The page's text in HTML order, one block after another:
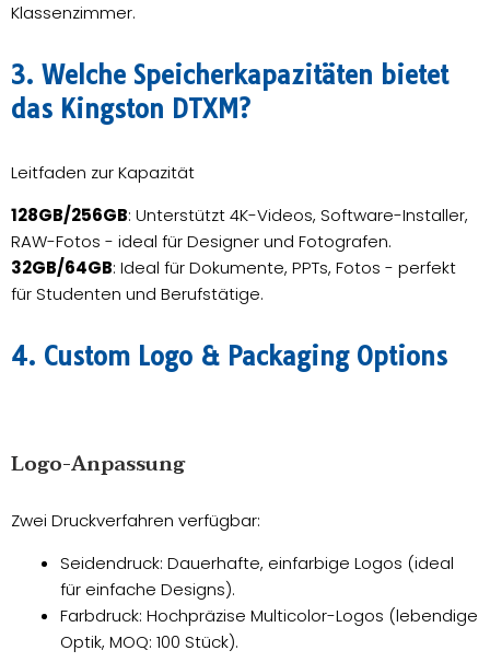
Klassenzimmer.
3. Welche Speicherkapazitäten bietet
das Kingston DTXM?
Leitfaden zur Kapazität
128GB/256GB: Unterstützt 4K-Videos, Software-Installer,
RAW-Fotos - ideal für Designer und Fotografen.
32GB/64GB: Ideal für Dokumente, PPTs, Fotos - perfekt
für Studenten und Berufstätige.
​​4. Custom Logo & Packaging Options​
Logo-Anpassung
Zwei Druckverfahren verfügbar:
Seidendruck: Dauerhafte, einfarbige Logos (ideal
für einfache Designs).
Farbdruck: Hochpräzise Multicolor-Logos (lebendige
Optik, MOQ: 100 Stück).